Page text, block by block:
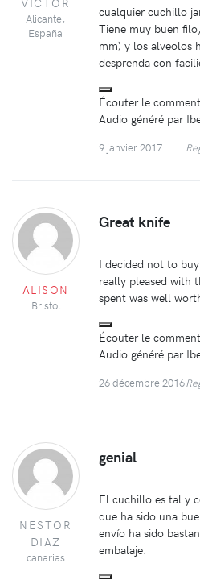
Alicante,
España
cualquier cuchillo
Tiene muy buen
mm) y los alveolos
desprenda con
Écouter le
Audio généré par
9 janvier 2017
ALISON
Bristol
Great knife
I decided not to
really pleased with
spent was well
Écouter le
Audio généré par
26 décembre 2016
NESTOR
DIAZ
canarias
genial
El cuchillo es tal y
que ha sido una
envío ha sido
embalaje.